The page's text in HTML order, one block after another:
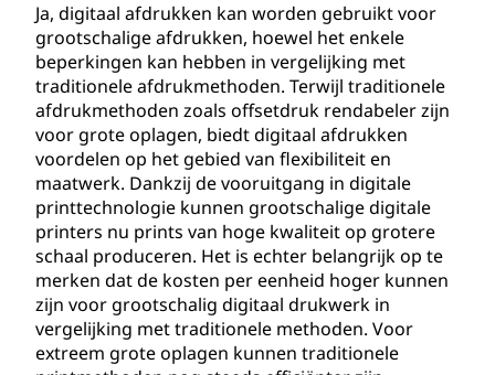
Ja, digitaal afdrukken kan worden gebruikt voor
grootschalige afdrukken, hoewel het enkele
beperkingen kan hebben in vergelijking met
traditionele afdrukmethoden. Terwijl traditionele
afdrukmethoden zoals offsetdruk rendabeler zijn
voor grote oplagen, biedt digitaal afdrukken
voordelen op het gebied van flexibiliteit en
maatwerk. Dankzij de vooruitgang in digitale
printtechnologie kunnen grootschalige digitale
printers nu prints van hoge kwaliteit op grotere
schaal produceren. Het is echter belangrijk op te
merken dat de kosten per eenheid hoger kunnen
zijn voor grootschalig digitaal drukwerk in
vergelijking met traditionele methoden. Voor
extreem grote oplagen kunnen traditionele